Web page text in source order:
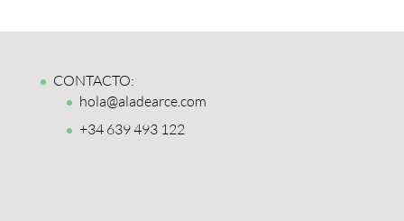
CONTACTO:
hola@aladearce.com
+34 639 493 122